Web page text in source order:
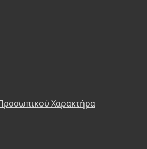
Χαρακτήρα